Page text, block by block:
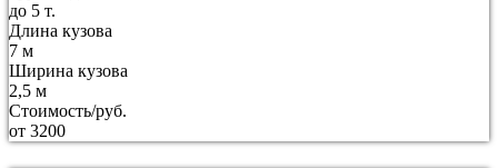
до 5 т.
Длина кузова
7 м
Ширина кузова
2,5 м
Стоимость/руб.
от 3200